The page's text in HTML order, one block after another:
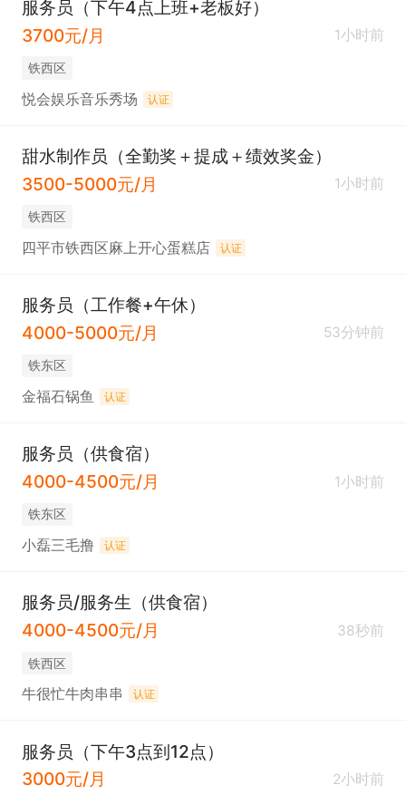
服务员（下午4点上班+老板好）
3700元/月
1小时前
铁西区
悦会娱乐音乐秀场 认证
甜水制作员（全勤奖＋提成＋绩效奖金）
3500-5000元/月
1小时前
铁西区
四平市铁西区麻上开心蛋糕店 认证
服务员（工作餐+午休）
4000-5000元/月
53分钟前
铁东区
金福石锅鱼 认证
服务员（供食宿）
4000-4500元/月
1小时前
铁东区
小磊三毛撸 认证
服务员/服务生（供食宿）
4000-4500元/月
38秒前
铁西区
牛很忙牛肉串串 认证
服务员（下午3点到12点）
3000元/月
2小时前